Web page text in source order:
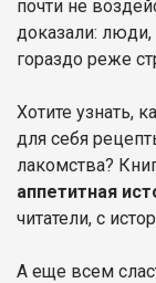
почти не
доказали:
гораздо реже
Хотите узнать,
для себя
лакомства?
аппетитная
читатели, с
А еще всем